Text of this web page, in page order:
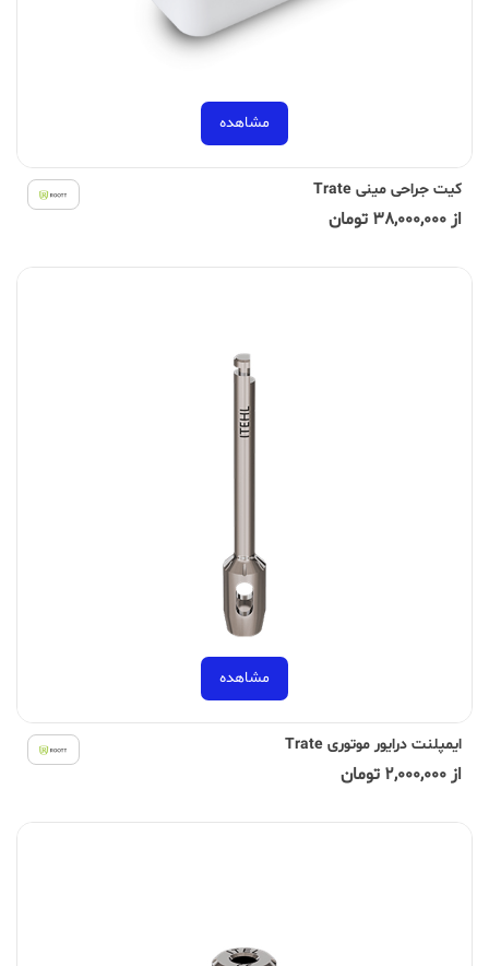
مشاهده
کیت جراحی مینی Trate
از 38,000,000 تومان
مشاهده
ایمپلنت درایور موتوری Trate
از 2,000,000 تومان